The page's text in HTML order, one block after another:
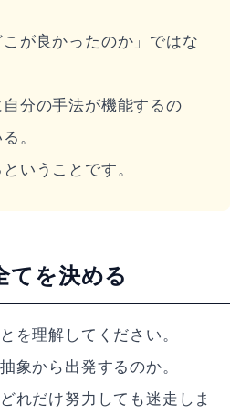
こが良かったのか」ではな
自分の手法が機能するの
。
いうことです。
を決める
を理解してください。
象から出発するのか。
れだけ努力しても迷走しま